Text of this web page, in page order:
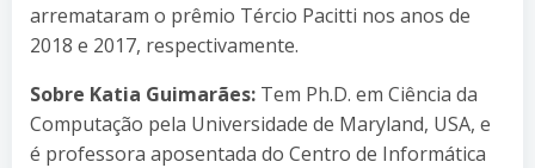
arremataram o prêmio Tércio Pacitti nos anos de
2018 e 2017, respectivamente.
Sobre Katia Guimarães: Tem Ph.D. em Ciência da
Computação pela Universidade de Maryland, USA, e
é professora aposentada do Centro de Informática